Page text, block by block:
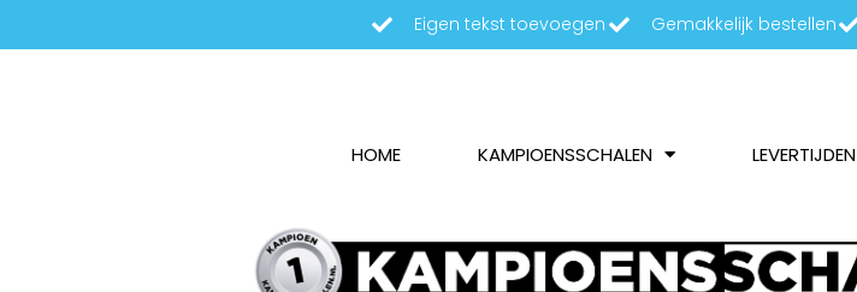
Eigen tekst toevoegen Gemakkelijk bestellen
HOME KAMPIOENSSCHALEN LEVERTIJDEN